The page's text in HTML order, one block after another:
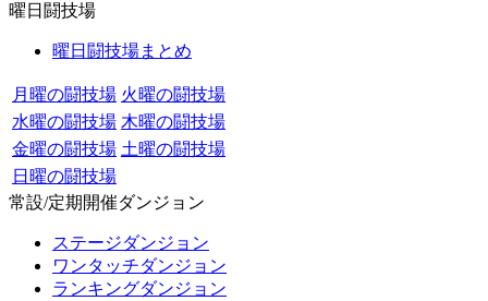
曜日闘技場
曜日闘技場まとめ
月曜の闘技場 火曜の闘技場
水曜の闘技場 木曜の闘技場
金曜の闘技場 土曜の闘技場
日曜の闘技場
常設/定期開催ダンジョン
ステージダンジョン
ワンタッチダンジョン
ランキングダンジョン